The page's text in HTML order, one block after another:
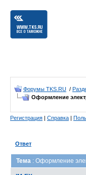
Форумы TKS.RU /
Оформление
Регистрация | Справка |
Ответ
Тема : Оформление